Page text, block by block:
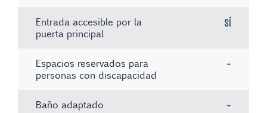
Entrada accesible por la
puerta principal
Sí
Espacios reservados para
personas con discapacidad
-
Baño adaptado -